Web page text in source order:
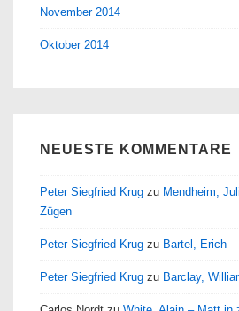
November 2014
Oktober 2014
NEUESTE KOMMENTARE
Peter Siegfried Krug zu Mendheim,
Zügen
Peter Siegfried Krug zu Bartel, Erich
Peter Siegfried Krug zu Barclay,